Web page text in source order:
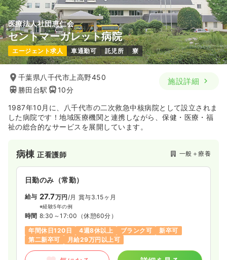
気になる 詳細を見る
外来正・准看護師 精神科病院
日勤のみ（常勤）
給与 27.1 万円〜/月 賞与3.4ヶ月
※経験10年の例
日祝休み
4週8休以上 ブランク可
第二新卒可
月給32万円以上可
医療法人社団恵仁会
セントマーガレット病院
エージェント求人 車通勤可 託児所 寮
千葉県八千代市上高野450
勝田台駅
10分
施設詳細
1987年10月に、八千代市の二次救急中核病院として設立されま
した病院です！地域医療機関と連携しながら、保健・医療・福
祉の総合的なサービスを展開しています。
病棟正看護師 一般＋療養
日勤のみ（常勤）
給与 27.7万円 /月 賞与3.15ヶ月
※経験5年の例
時間 8:30～17:00 （休憩60分）
年間休日120日
4週8休以上 ブランク可
新卒可
第二新卒可
月給29万円以上可